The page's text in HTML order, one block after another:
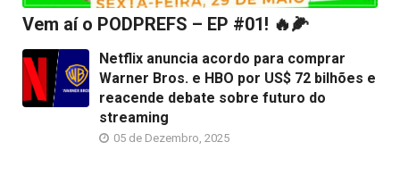
Vem aí o PODPREFS – EP #01! 🔥🌽
Netflix anuncia acordo para comprar
Warner Bros. e HBO por US$ 72 bilhões e
reacende debate sobre futuro do
streaming
05 de Dezembro, 2025